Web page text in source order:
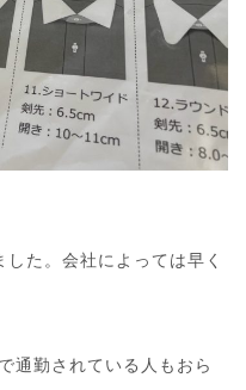
た。会社によっては早く
通勤されている人もおら